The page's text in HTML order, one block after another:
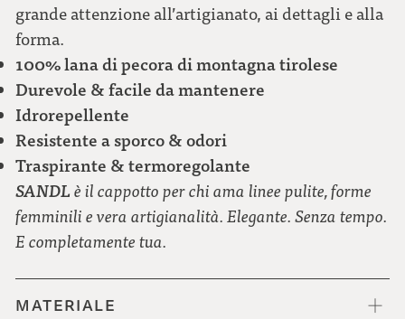
grande attenzione all’artigianato, ai dettagli e alla
forma.
100% lana di pecora di montagna tirolese
Durevole & facile da mantenere
Idrorepellente
Resistente a sporco & odori
Traspirante & termoregolante
SANDLè il cappotto per chi ama linee pulite, forme
femminili e vera artigianalità. Elegante. Senza tempo.
E completamente tua.
MATERIALE